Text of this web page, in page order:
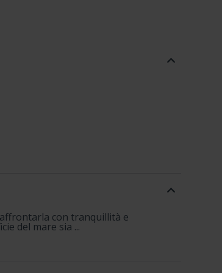
con tranquillità e
del mare sia ...